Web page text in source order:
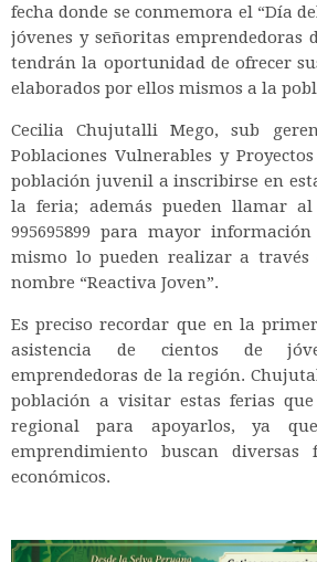
fecha donde se conmemora el “Día
jóvenes y señoritas emprendedoras
tendrán la oportunidad de ofrecer
elaborados por ellos mismos a la
Cecilia Chujutalli Mego, sub
Poblaciones Vulnerables y
población juvenil a inscribirse en
la feria; además pueden llamar
995695899 para mayor
mismo lo pueden realizar a través
nombre “Reactiva Joven”.
Es preciso recordar que en la
asistencia de cientos de
emprendedoras de la región.
población a visitar estas ferias
regional para apoyarlos, ya
emprendimiento buscan diversas
económicos.